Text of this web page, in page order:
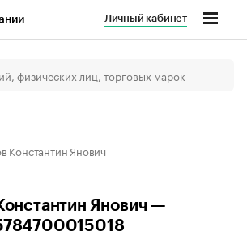
Личный кабинет
Константин Янович
Янович —